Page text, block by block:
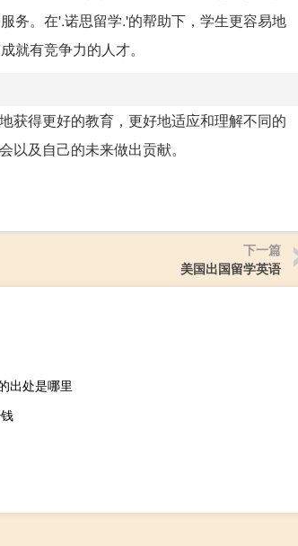
务。在'.诺思留学.'的帮助下，学生更容易地
就有竞争力的人才。
获得更好的教育，更好地适应和理解不同的
及自己的未来做出贡献。
下一篇
美国出国留学英语
出处是哪里